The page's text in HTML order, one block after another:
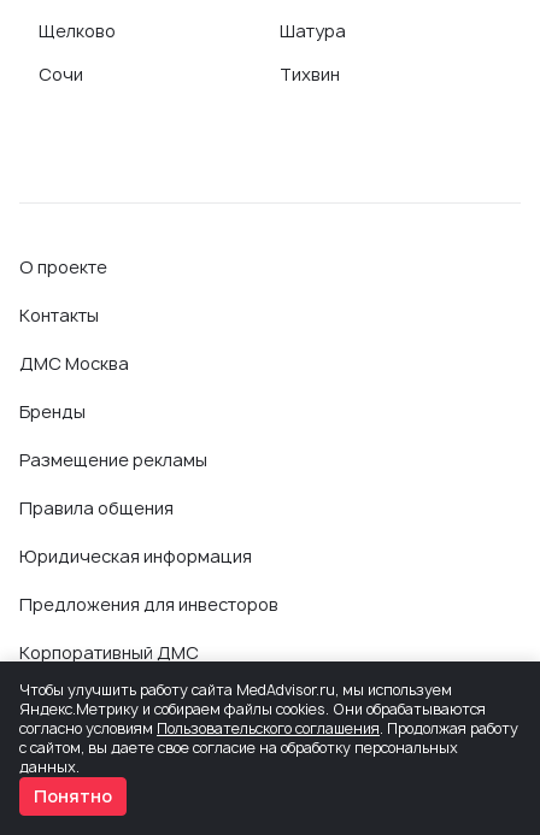
Щелково
Сочи
Шатура
Тихвин
О проекте
Контакты
ДМС Москва
Бренды
Размещение рекламы
Правила общения
Юридическая информация
Предложения для инвесторов
Корпоративный ДМС
Чтобы улучшить работу сайта MedAdvisor.ru, мы используем
Яндекс.Метрику и собираем файлы cookies. Они обрабатываются
согласно условиям Пользовательского соглашения. Продолжая работу
с сайтом, вы даете свое согласие на обработку персональных
данных.
Понятно